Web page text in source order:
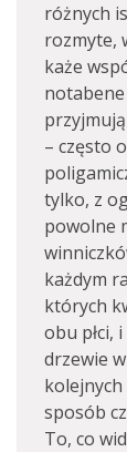
różnych
rozmyte,
każe
– często
tylko, z
powolne
każdym
których
obu płci,
drzewie
kolejnych
sposób
To, co